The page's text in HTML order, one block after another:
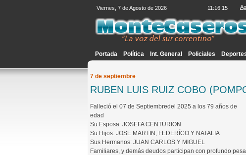
Viernes, 7 de Agosto de 2026 11:16:16
Portada Política Int. General Policiales
7 de septiembre
RUBEN LUIS RUIZ COBO
Falleció el 07 de Septiembredel 2025 a los 79 años de
edad
Su Esposa: JOSEFA CENTURION
Su Hijos: JOSE MARTIN, FEDERÍCO Y NATALIA
Sus Hermanos: JUAN CARLOS Y MIGUEL
Familiares, y demás deudos participan con profundo